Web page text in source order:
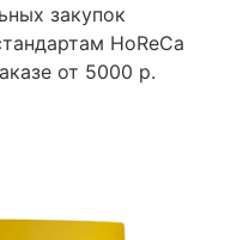
закупок
HoReCa
от 5000 р.